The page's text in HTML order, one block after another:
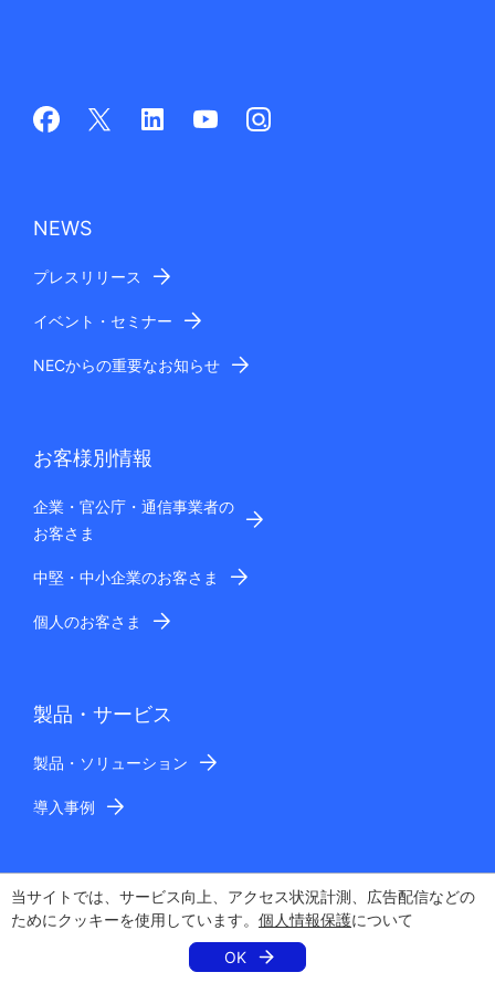
当サイトでは、サービス向上、アクセス状況計測、広告配信などの
ためにクッキーを使用しています。 個人情報保護について
OK
NEWS
プレスリリース
イベント・セミナー
NECからの重要なお知らせ
お客様別情報
企業・官公庁・通信事業者の
お客さま
中堅・中小企業のお客さま
個人のお客さま
製品・サービス
製品・ソリューション
導入事例
ショッピング
SOHO/企業のお客さま